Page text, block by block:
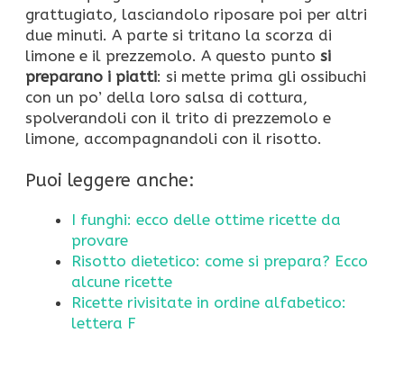
grattugiato, lasciandolo riposare poi per altri
due minuti. A parte si tritano la scorza di
limone e il prezzemolo. A questo punto si
preparano i piatti: si mette prima gli ossibuchi
con un po’ della loro salsa di cottura,
spolverandoli con il trito di prezzemolo e
limone, accompagnandoli con il risotto.
Puoi leggere anche:
I funghi: ecco delle ottime ricette da
provare
Risotto dietetico: come si prepara? Ecco
alcune ricette
Ricette rivisitate in ordine alfabetico:
lettera F